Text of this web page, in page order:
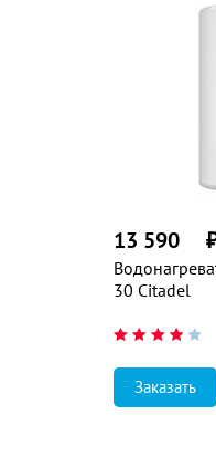
30 Citadel
13 590
Заказать